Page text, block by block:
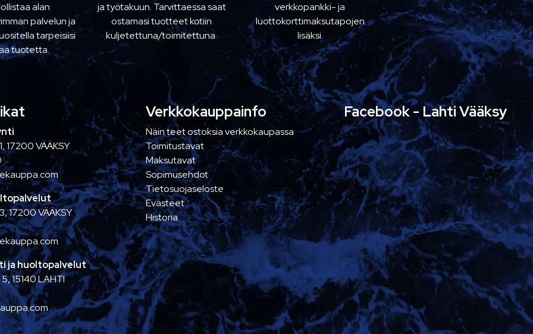
alan
palvelun ja
tarpeisiisi
tuotetta.
ja työtakuun. Tarvittaessa saat
ostamasi tuotteet kotiin
kuljetettuna/toimitettuna.
verkkopankki- ja
luottokorttimaksutapojen
lisäksi.
17200 VÄÄKSY
17200 VÄÄKSY
ja huoltopalvelut
15140 LAHTI
Verkkokauppainfo
Näin teet ostoksia verkkokaupassa
Toimitustavat
Maksutavat
Sopimusehdot
Tietosuojaseloste
Evästeet
Historia
Facebook - Lahti Vääksy